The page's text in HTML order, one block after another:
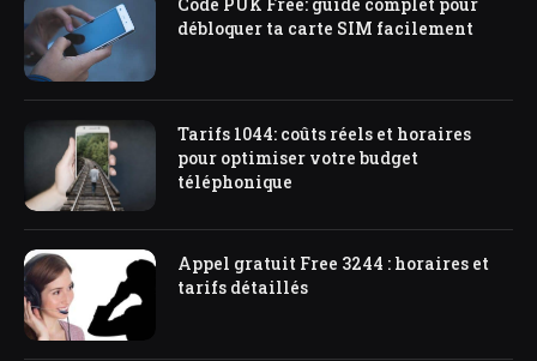
Code PUK Free: guide complet pour
débloquer ta carte SIM facilement
Tarifs 1044: coûts réels et horaires
pour optimiser votre budget
téléphonique
Appel gratuit Free 3244 : horaires et
tarifs détaillés